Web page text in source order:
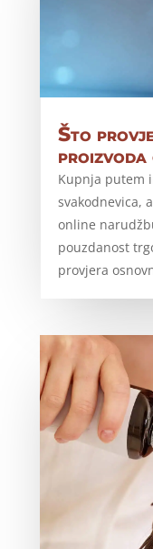
Što
Kupnja putem
svakodnevica,
online
pouzdanost
provjera